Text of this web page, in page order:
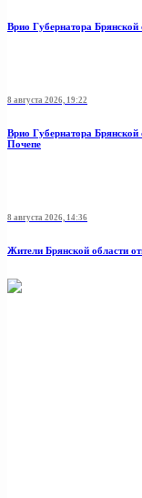
Врио Губернатора
8 августа 2026, 19:22
Врио Губернатора
Почепе
8 августа 2026, 14:36
Жители Брянской области